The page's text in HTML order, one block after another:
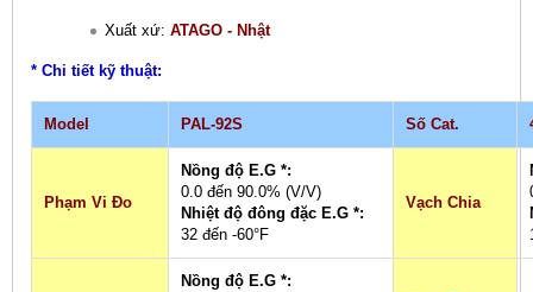
Xuất xứ: ATAGO - Nhật
* Chi tiết kỹ thuật:
Model PAL-92S Số Cat.
Phạm Vi Đo
Nồng độ E.G *:
0.0 đến 90.0% (V/V)
Nhiệt độ đông đặc E.G *:
32 đến -60°F
Vạch Chia
Nồng độ E.G *: